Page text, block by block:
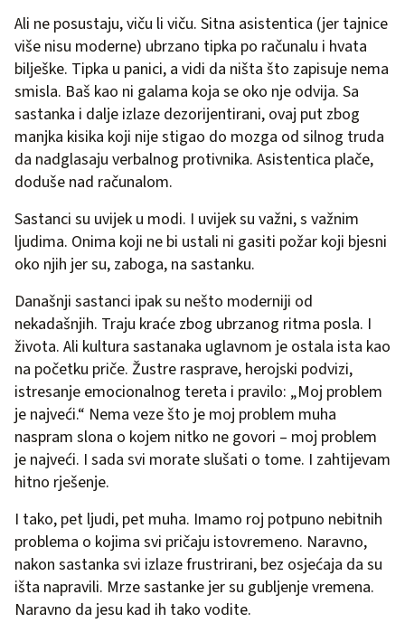
Ali ne posustaju, viču li viču. Sitna asistentica (jer tajnice
više nisu moderne) ubrzano tipka po računalu i hvata
bilješke. Tipka u panici, a vidi da ništa što zapisuje nema
smisla. Baš kao ni galama koja se oko nje odvija. Sa
sastanka i dalje izlaze dezorijentirani, ovaj put zbog
manjka kisika koji nije stigao do mozga od silnog truda
da nadglasaju verbalnog protivnika. Asistentica plače,
doduše nad računalom.
Sastanci su uvijek u modi. I uvijek su važni, s važnim
ljudima. Onima koji ne bi ustali ni gasiti požar koji bjesni
oko njih jer su, zaboga, na sastanku.
Današnji sastanci ipak su nešto moderniji od
nekadašnjih. Traju kraće zbog ubrzanog ritma posla. I
života. Ali kultura sastanaka uglavnom je ostala ista kao
na početku priče. Žustre rasprave, herojski podvizi,
istresanje emocionalnog tereta i pravilo: „Moj problem
je najveći.“ Nema veze što je moj problem muha
naspram slona o kojem nitko ne govori – moj problem
je najveći. I sada svi morate slušati o tome. I zahtijevam
hitno rješenje.
I tako, pet ljudi, pet muha. Imamo roj potpuno nebitnih
problema o kojima svi pričaju istovremeno. Naravno,
nakon sastanka svi izlaze frustrirani, bez osjećaja da su
išta napravili. Mrze sastanke jer su gubljenje vremena.
Naravno da jesu kad ih tako vodite.